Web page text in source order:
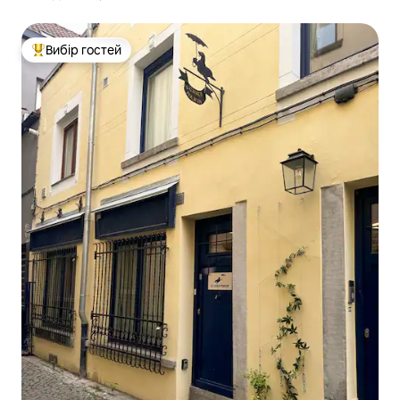
Топ вибір гостей
Вибір гостей